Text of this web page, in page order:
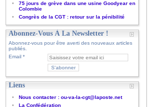
75 jours de grève dans une usine Goodyear en
Colombie
Congrès de la CGT : retour sur la pénibilité
Abonnez-Vous À La Newsletter !
Abonnez-vous pour être averti des nouveaux articles
publiés.
Email
Liens
Nous contacter : ou-va-la-cgt@laposte.net
La Confédération